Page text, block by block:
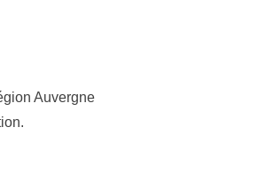
Auvergne